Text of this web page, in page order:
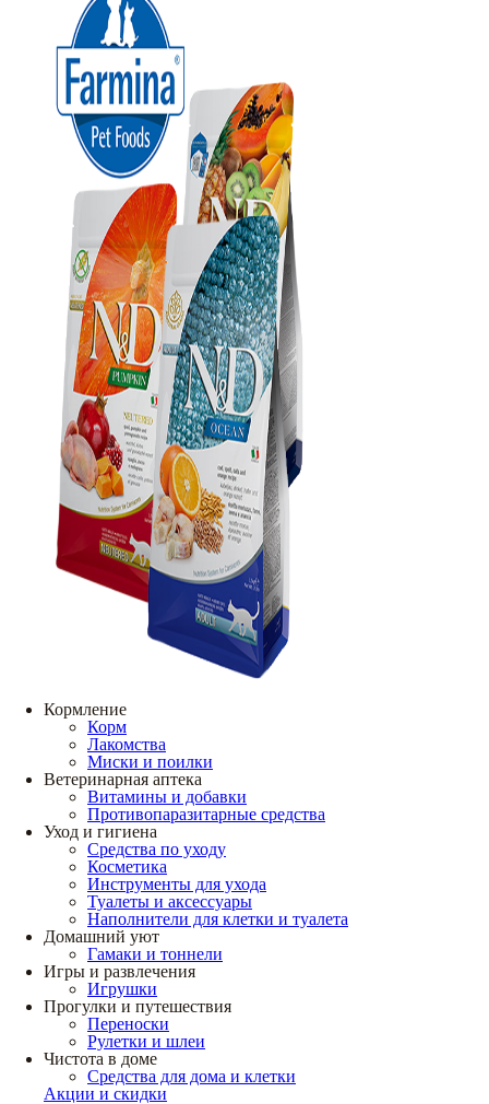
Кормление
Корм
Лакомства
Миски и поилки
Ветеринарная аптека
Витамины и добавки
Противопаразитарные средства
Уход и гигиена
Средства по уходу
Косметика
Инструменты для ухода
Туалеты и аксессуары
Наполнители для клетки и туалета
Домашний уют
Гамаки и тоннели
Игры и развлечения
Игрушки
Прогулки и путешествия
Переноски
Рулетки и шлеи
Чистота в доме
Средства для дома и клетки
Акции и скидки